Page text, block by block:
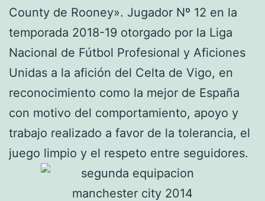
County de Rooney». Jugador Nº 12 en la
temporada 2018-19 otorgado por la Liga
Nacional de Fútbol Profesional y Aficiones
Unidas a la afición del Celta de Vigo, en
reconocimiento como la mejor de España
con motivo del comportamiento, apoyo y
trabajo realizado a favor de la tolerancia, el
juego limpio y el respeto entre seguidores.